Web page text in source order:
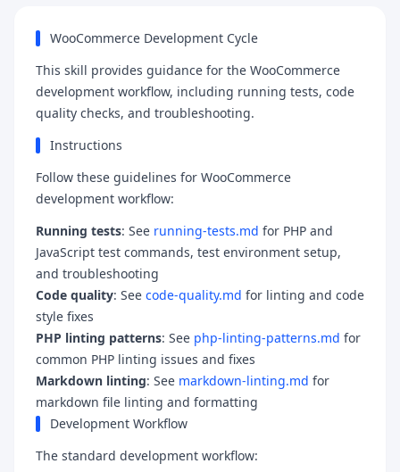
WooCommerce Development Cycle
This skill provides guidance for the WooCommerce
development workflow, including running tests, code
quality checks, and troubleshooting.
Instructions
Follow these guidelines for WooCommerce
development workflow:
Running tests: See running-tests.md for PHP and
JavaScript test commands, test environment setup,
and troubleshooting
Code quality: See code-quality.md for linting and code
style fixes
PHP linting patterns: See php-linting-patterns.md for
common PHP linting issues and fixes
Markdown linting: See markdown-linting.md for
markdown file linting and formatting
Development Workflow
The standard development workflow: